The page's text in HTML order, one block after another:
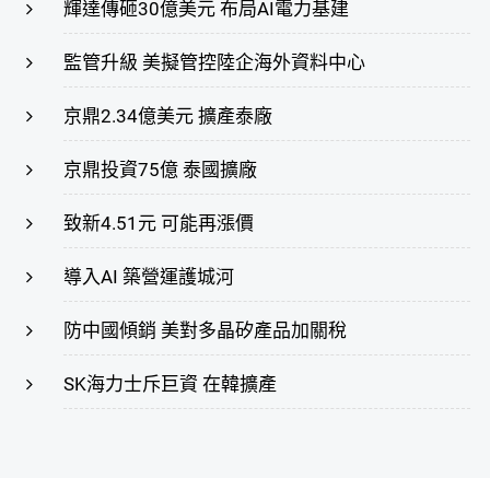
輝達傳砸30億美元 布局AI電力基建
監管升級 美擬管控陸企海外資料中心
京鼎2.34億美元 擴產泰廠
京鼎投資75億 泰國擴廠
致新4.51元 可能再漲價
導入AI 築營運護城河
防中國傾銷 美對多晶矽產品加關稅
SK海力士斥巨資 在韓擴產